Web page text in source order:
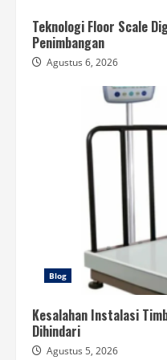
Teknologi Floor Scale
Penimbangan
Agustus 6, 2026
Blog
Kesalahan Instalasi
Dihindari
Agustus 5, 2026